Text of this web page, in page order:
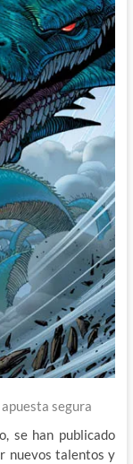
segura
se han publicado
nuevos talentos y